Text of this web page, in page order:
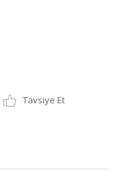
Tavsiye Et